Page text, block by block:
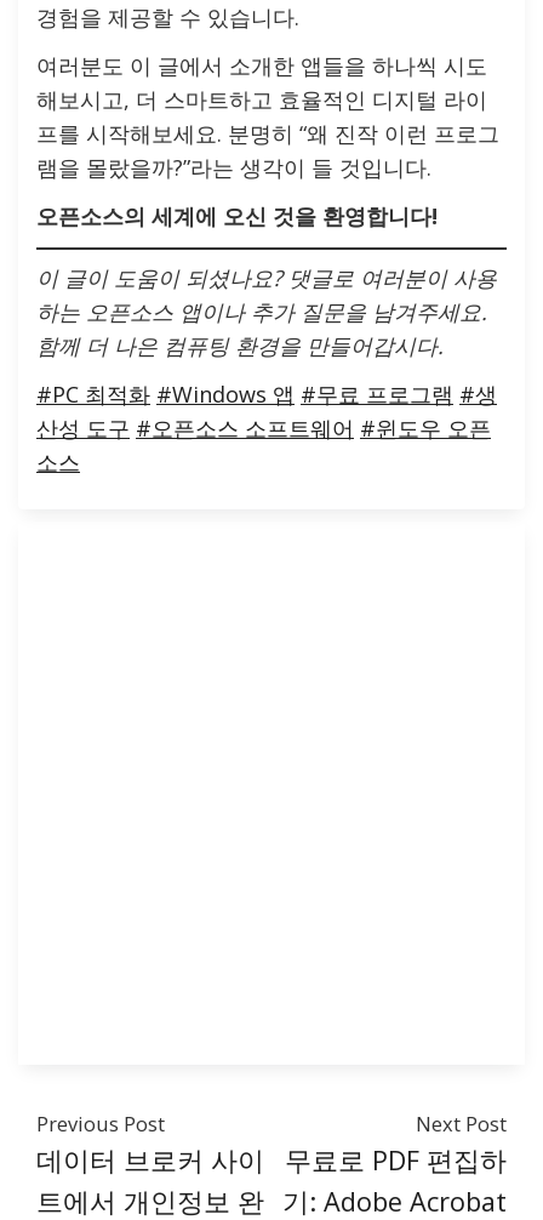
경험을 제공할 수 있습니다.
여러분도 이 글에서 소개한 앱들을 하나씩 시도
해보시고, 더 스마트하고 효율적인 디지털 라이
프를 시작해보세요. 분명히 “왜 진작 이런 프로그
램을 몰랐을까?”라는 생각이 들 것입니다.
오픈소스의 세계에 오신 것을 환영합니다!
이 글이 도움이 되셨나요? 댓글로 여러분이 사용
하는 오픈소스 앱이나 추가 질문을 남겨주세요.
함께 더 나은 컴퓨팅 환경을 만들어갑시다.
#PC 최적화 #Windows 앱 #무료 프로그램 #생
산성 도구 #오픈소스 소프트웨어 #윈도우 오픈
소스
Previous Post
데이터 브로커 사이
트에서 개인정보 완
Next Post
무료로 PDF 편집하
기: Adobe Acrobat